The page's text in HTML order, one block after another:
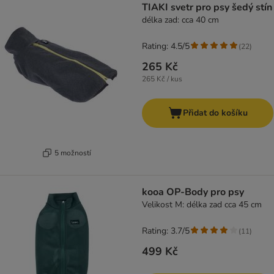
5 možností
TIAKI svetr pro psy šedý stín
délka zad: cca 40 cm
265 Kč
265 Kč / kus
Rating: 4.5/5 (22)
Přidat do košíku
kooa OP-Body pro psy
Velikost M: délka zad cca 45 cm
499 Kč
Rating: 3.7/5 (11)